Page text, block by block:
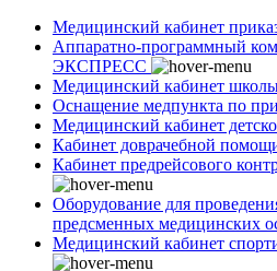
Медицинский кабинет
Аппаратно-программный
ЭКСПРЕСС
Медицинский кабинет
Оснащение медпункта по
Медицинский кабинет
Кабинет доврачебной
Кабинет предрейсового
Оборудование для
предсменных медицинских
Медицинский кабинет